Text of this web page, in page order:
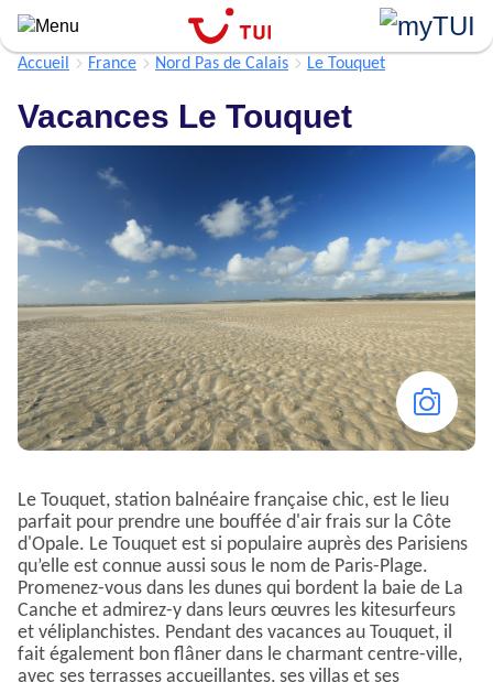
Aller
au
contenu
Accueil France Nord Pas de Calais Le Touquet
Vacances Le Touquet
Le Touquet, station balnéaire française chic, est le lieu
parfait pour prendre une bouffée d'air frais sur la Côte
d'Opale. Le Touquet est si populaire auprès des Parisiens
qu’elle est connue aussi sous le nom de Paris-Plage.
Promenez-vous dans les dunes qui bordent la baie de La
Canche et admirez-y dans leurs œuvres les kitesurfeurs
et véliplanchistes. Pendant des vacances au Touquet, il
fait également bon flâner dans le charmant centre-ville,
avec ses terrasses accueillantes, ses villas et ses